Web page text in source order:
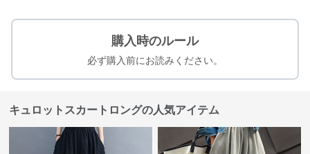
購入時のルール
必ず購入前にお読みください。
キュロットスカートロングの人気アイテム